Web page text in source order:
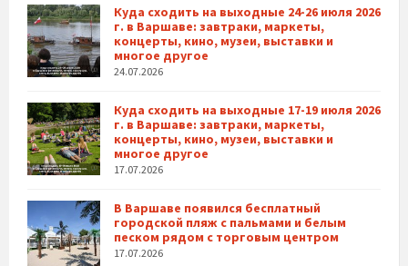
Куда сходить на выходные 24-26 июля 2026
г. в Варшаве: завтраки, маркеты,
концерты, кино, музеи, выставки и
многое другое
24.07.2026
Куда сходить на выходные 17-19 июля 2026
г. в Варшаве: завтраки, маркеты,
концерты, кино, музеи, выставки и
многое другое
17.07.2026
В Варшаве появился бесплатный
городской пляж с пальмами и белым
песком рядом с торговым центром
17.07.2026